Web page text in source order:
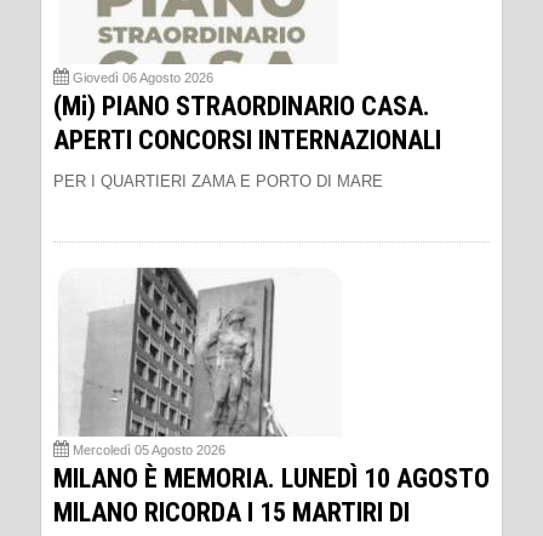
Giovedì 06 Agosto 2026
(Mi) PIANO STRAORDINARIO CASA.
APERTI CONCORSI INTERNAZIONALI
PER I QUARTIERI ZAMA E PORTO DI MARE
Mercoledì 05 Agosto 2026
MILANO È MEMORIA. LUNEDÌ 10 AGOSTO
MILANO RICORDA I 15 MARTIRI DI